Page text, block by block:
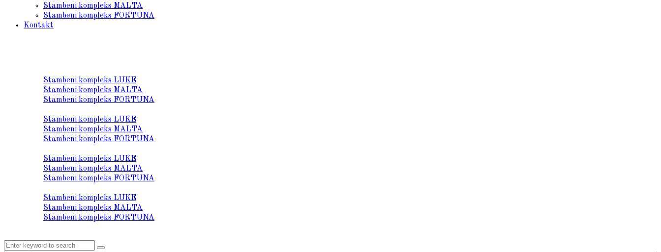
Stambeni kompleks MALTA
Stambeni kompleks FORTUNA
Kontakt
Stambeni kompleks LUKE
Stambeni kompleks MALTA
Stambeni kompleks FORTUNA
Stambeni kompleks LUKE
Stambeni kompleks MALTA
Stambeni kompleks FORTUNA
Stambeni kompleks LUKE
Stambeni kompleks MALTA
Stambeni kompleks FORTUNA
Stambeni kompleks LUKE
Stambeni kompleks MALTA
Stambeni kompleks FORTUNA